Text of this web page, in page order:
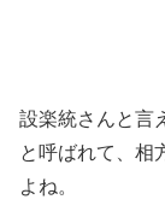
設楽統さんと言
と呼ばれて、相
よね。